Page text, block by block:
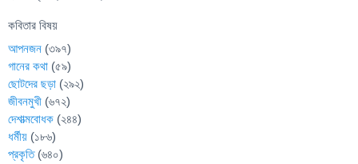
কবিতার বিষয়
আপনজন (৩৯৭)
গানের কথা (৫৯)
ছোটদের ছড়া (২৯২)
জীবনমুখী (৬৭২)
দেশাত্মবোধক (২৪৪)
ধর্মীয় (১৮৬)
প্রকৃতি(৬৪০)